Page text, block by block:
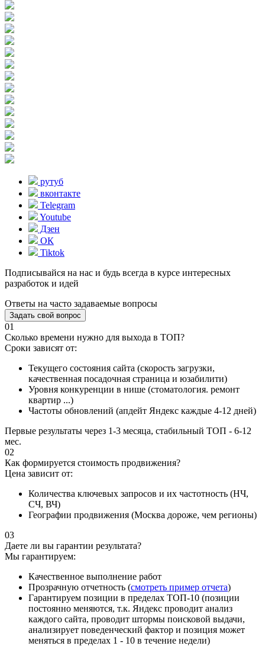
рутуб
вконтакте
Telegram
Youtube
Дзен
ОК
Tiktok
Подписывайся на нас и будь всегда в курсе интересных
разработок и идей
Ответы на часто задаваемые вопросы
Задать свой вопрос
01
Сколько времени нужно для выхода в ТОП?
Сроки зависят от:
Текущего состояния сайта (скорость загрузки,
качественная посадочная страница и юзабилити)
Уровня конкуренции в нише (стоматология. ремонт
квартир ...)
Частоты обновлений (апдейт Яндекс каждые 4-12 дней)
Первые результаты через 1-3 месяца, стабильный ТОП - 6-12
мес.
02
Как формируется стоимость продвижения?
Цена зависит от:
Количества ключевых запросов и их частотность (НЧ,
СЧ, ВЧ)
Географии продвижения (Москва дороже, чем регионы)
03
Даете ли вы гарантии результата?
Мы гарантируем:
Качественное выполнение работ
Прозрачную отчетность (смотреть пример отчета)
Гарантируем позиции в пределах ТОП-10 (позиции
постоянно меняются, т.к. Яндекс проводит анализ
каждого сайта, проводит штормы поисковой выдачи,
анализирует поведенческий фактор и позиция может
меняться в пределах 1 - 10 в течение недели)